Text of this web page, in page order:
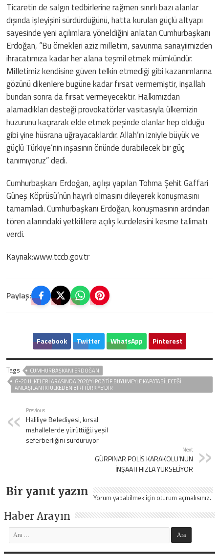
Ticaretin de salgın tedbirlerine rağmen sınırlı bazı alanlar
dışında işleyişini sürdürdüğünü, hatta kurulan güçlü altyapı
sayesinde yeni açılımlara yöneldiğini anlatan Cumhurbaşkanı
Erdoğan, “Bu örnekleri aziz milletim, savunma sanayiimizden
ihracatımıza kadar her alana teşmil etmek mümkündür.
Milletimiz kendisine güven telkin etmediği gibi kazanımlarına
gözünü dikenlere bugüne kadar fırsat vermemiştir, inşallah
bundan sonra da fırsat vermeyecektir. Halkımızdan
alamadıkları desteği provokatörler vasıtasıyla ülkemizin
huzurunu kaçırarak elde etmek peşinde olanlar hep olduğu
gibi yine hüsrana uğrayacaklardır. Allah’ın izniyle büyük ve
güçlü Türkiye’nin inşasının önünde durabilecek bir güç
tanımıyoruz” dedi.
Cumhurbaşkanı Erdoğan, açılışı yapılan Tohma Şehit Gaffari
Güneş Köprüsü’nün hayırlı olmasını dileyerek konuşmasını
tamamladı. Cumhurbaşkanı Erdoğan, konuşmasının ardından
tören alanındaki yetkililere açılış kurdelesini kesme talimatı
verdi.
Kaynak:www.tccb.gov.tr
Paylaş:
Facebook Twitter WhatsApp Pinterest
Tags
CUMHURBAŞKANI ERDOĞAN
G-20 ÜLKELERI ARASINDA 2020’YI POZITIF BÜYÜMEYLE KAPATABILECEĞI
ANLAŞILAN IKI ÜLKEDEN BIRI TÜRKIYE’DIR
Previous
Haliliye Belediyesi, kırsal
mahallelerde yürüttüğü yeşil
seferberliğini sürdürüyor
Next
GÜRPINAR POLİS KARAKOLU’NUN
İNŞAATI HIZLA YÜKSELİYOR
Bir yanıt yazın Yorum yapabilmek için oturum açmalısınız.
Haber Arayın